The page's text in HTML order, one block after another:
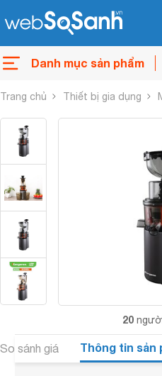
Danh mục sản phẩm
Trang chủ Thiết bị gia dụng
20
So sánh giá Thông tin sản